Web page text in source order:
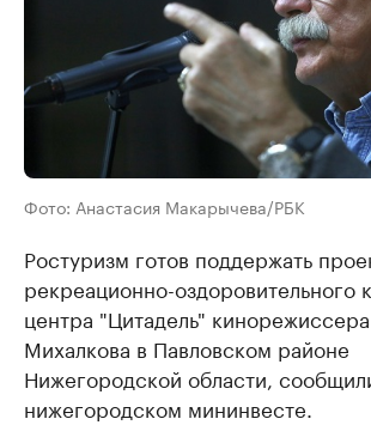
Фото: Анастасия Макарычева/РБК
Ростуризм готов поддержать
рекреационно-оздоровительного
центра "Цитадель"
Михалкова в Павловском районе
Нижегородской области,
нижегородском мининвесте.